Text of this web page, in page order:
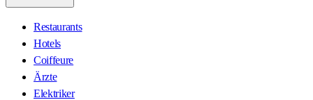
Restaurants
Hotels
Coiffeure
Ärzte
Elektriker